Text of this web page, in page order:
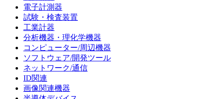
電子計測器
試験・検査装置
工業計器
分析機器・理化学機器
コンピューター/周辺機器
ソフトウェア/開発ツール
ネットワーク/通信
ID関連
画像関連機器